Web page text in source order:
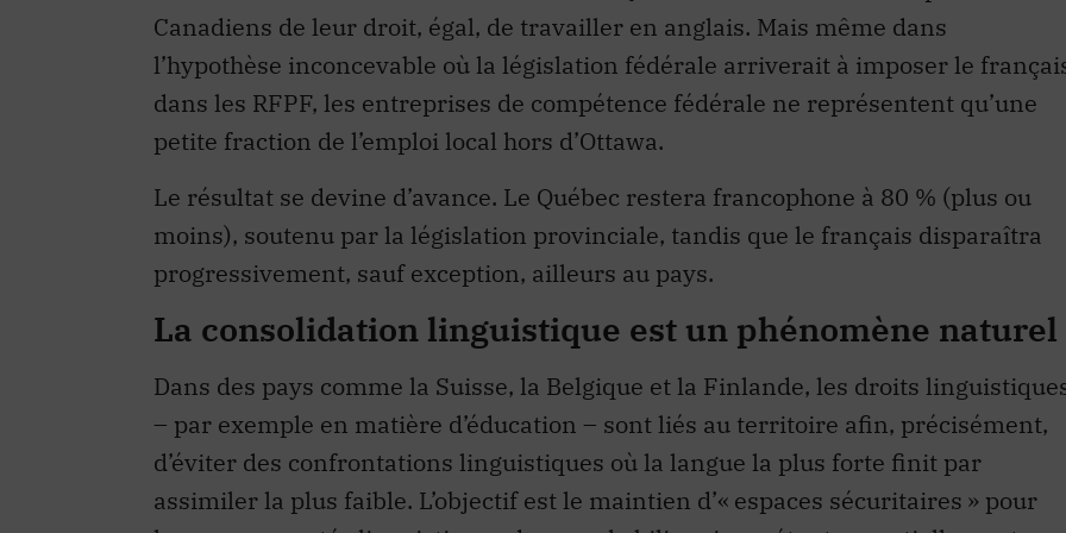
Canadiens de leur droit, égal, de travailler en anglais. Mais même dans
l’hypothèse inconcevable où la législation fédérale arriverait à imposer le
dans les RFPF, les entreprises de compétence fédérale ne représentent qu’une
petite fraction de l’emploi local hors d’Ottawa.
Le résultat se devine d’avance. Le Québec restera francophone à 80 % (plus ou
moins), soutenu par la législation provinciale, tandis que le français disparaîtra
progressivement, sauf exception, ailleurs au pays.
La consolidation linguistique est un phénomène naturel
Dans des pays comme la Suisse, la Belgique et la Finlande, les droits
– par exemple en matière d’éducation – sont liés au territoire afin, précisément,
d’éviter des confrontations linguistiques où la langue la plus forte finit par
assimiler la plus faible. L’objectif est le maintien d’« espaces sécuritaires » pour